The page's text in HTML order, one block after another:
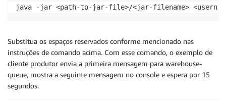
java -jar <path-to-jar-file>/<jar-filename>
Substitua os espaços reservados conforme mencionado nas
instruções de comando acima. Com esse comando, o exemplo de
cliente produtor envia a primeira mensagem para warehouse-
queue, mostra a seguinte mensagem no console e espera por 15
segundos.